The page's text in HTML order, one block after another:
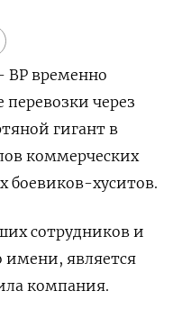
BP временно
перевозки через
гигант в
коммерческих
боевиков-хуситов.
сотрудников и
имени, является
компания.